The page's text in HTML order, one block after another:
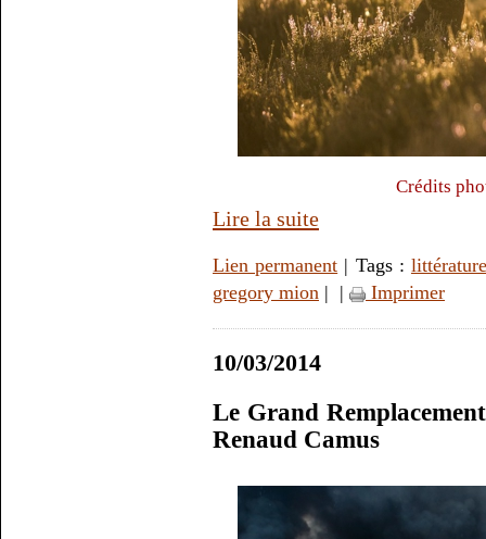
Crédits
Lire la suite
Lien permanent | Tags : littérature
gregory mion | | Imprimer
10/03/2014
Le Grand
Renaud Camus